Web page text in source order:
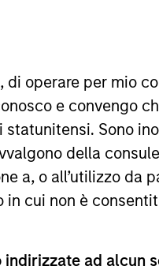
di operare per mio
e convengo
Sono
della
a, o all’utilizzo da
cui non è
ad alcun
o diminuire per
le
Management.